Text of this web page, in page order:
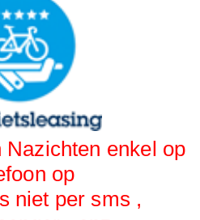
enkel op
op
niet per sms ,